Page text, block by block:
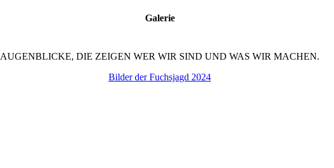
Galerie
AUGENBLICKE, DIE ZEIGEN WER WIR SIND UND WAS WIR MACHEN.
Bilder der Fuchsjagd 2024